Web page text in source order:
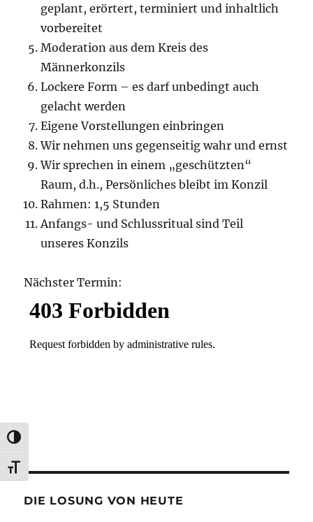
UMSCHALTEN AUF HOHE KONTRASTE
SCHRIFT VERGRÖSSERN
geplant, erörtert, terminiert und inhaltlich
vorbereitet
Moderation aus dem Kreis des
Männerkonzils
Lockere Form – es darf unbedingt auch
gelacht werden
Eigene Vorstellungen einbringen
Wir nehmen uns gegenseitig wahr und ernst
Wir sprechen in einem „geschützten“
Raum, d.h., Persönliches bleibt im Konzil
Rahmen: 1,5 Stunden
Anfangs- und Schlussritual sind Teil
unseres Konzils
Nächster Termin:
DIE LOSUNG VON HEUTE